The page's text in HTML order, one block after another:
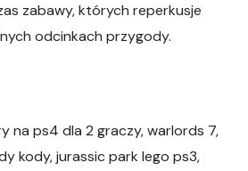
zabawy, których reperkusje
odcinkach przygody.
na ps4 dla 2 graczy, warlords 7,
kody, jurassic park lego ps3,